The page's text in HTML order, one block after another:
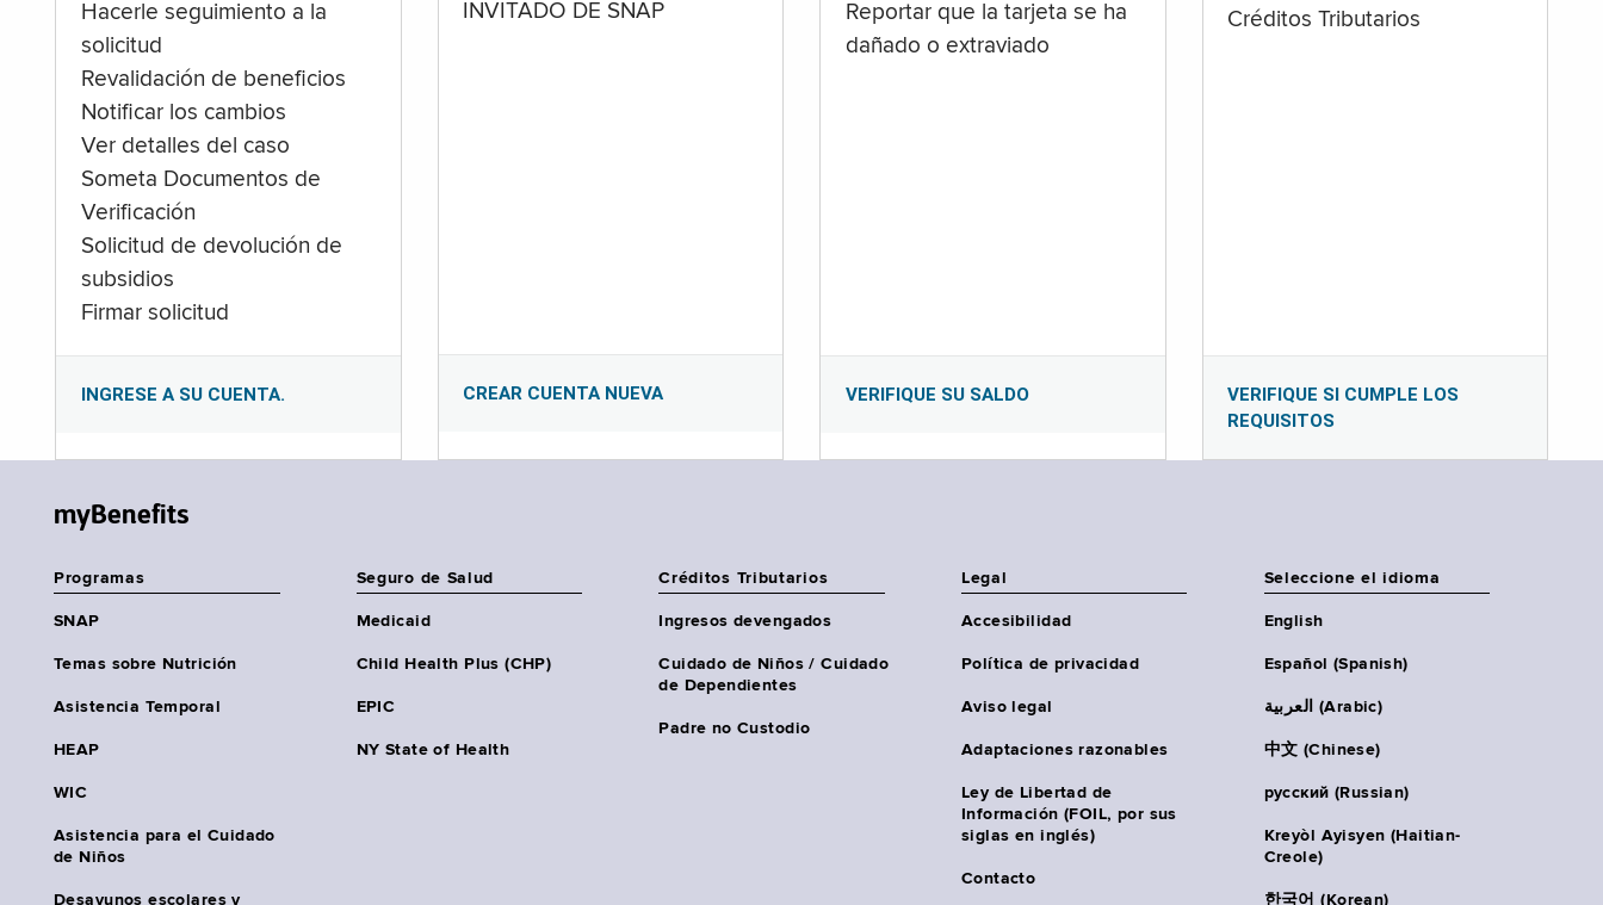
Hacerle seguimiento a la
solicitud
Revalidación de beneficios
Notificar los cambios
Ver detalles del caso
Someta Documentos de
Verificación
Solicitud de devolución de
subsidios
Firmar solicitud
INGRESE A SU CUENTA.
INVITADO DE SNAP
CREAR CUENTA NUEVA
Reportar que la tarjeta se ha
dañado o extraviado
VERIFIQUE SU SALDO
Créditos Tributarios
VERIFIQUE SI CUMPLE LOS
REQUISITOS
myBenefits
Programas
SNAP
Temas sobre Nutrición
Asistencia Temporal
HEAP
WIC
Asistencia para el Cuidado
de Niños
Desayunos escolares y
Seguro de Salud
Medicaid
Child Health Plus (CHP)
EPIC
NY State of Health
Créditos Tributarios
Ingresos devengados
Cuidado de Niños / Cuidado
de Dependientes
Padre no Custodio
Legal
Accesibilidad
Política de privacidad
Aviso legal
Adaptaciones razonables
Ley de Libertad de
Información (FOIL, por sus
siglas en inglés)
Contacto
Seleccione el idioma
English
Español (Spanish)
العربية (Arabic)
中文 (Chinese)
русский (Russian)
Kreyòl Ayisyen (Haitian-
Creole)
한국어 (Korean)